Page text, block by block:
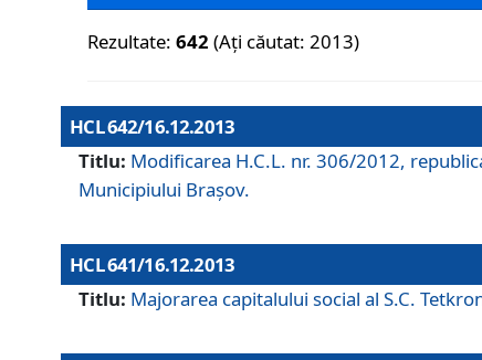
Rezultate:642 (Ați căutat: 2013)
HCL 642/16.12.2013
Titlu: Modificarea H.C.L. nr. 306/2012,
Municipiului Braşov.
HCL 641/16.12.2013
Titlu: Majorarea capitalului social al S.C.